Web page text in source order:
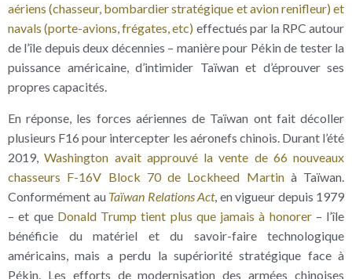
aériens (chasseur, bombardier stratégique et avion renifleur) et
navals (porte-avions, frégates, etc) effectués par la RPC autour
de l’île depuis deux décennies – manière pour Pékin de tester la
puissance américaine, d’intimider Taïwan et d’éprouver ses
propres capacités.
En réponse, les forces aériennes de Taïwan ont fait décoller
plusieurs F16 pour intercepter les aéronefs chinois. Durant l’été
2019,Washington avait approuvé la vente de 66 nouveaux
chasseurs F-16V Block 70 de Lockheed Martinà Taïwan.
Conformément au Taïwan Relations Act, en vigueur depuis 1979
– et que Donald Trump tient plus que jamais à honorer– l’île
bénéficie du matériel et du savoir-faire technologique
américains, mais a perdu la supériorité stratégique face à
Pékin. Les efforts de modernisation des armées chinoises